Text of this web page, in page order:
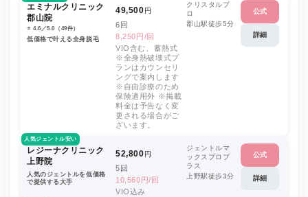
エミナルクリニック
郡山院
⭐️ 4.6／5.0（49件）
低価格で叶える全身脱毛
49,500円
6回
8,250円/回
VIO含む、蓄熱式
※全身熱破壊式プ
ランはカウンセリ
ングで案内します
※自由診療のため
保険適用外 ※掲載
料金は予告なく変
更される場合がご
ざいます。
クリスタルプ
ロ
郡山駅徒歩5分
公式
詳細
人気ジェントル安い
レジーナクリニック
上野院
人気のジェントルを低価格
で提供する大手
52,800円
5回
10,560円/回
VIO込み
ジェントルマ
ックスプロプ
ラス
上野駅徒歩3分
公式
詳細